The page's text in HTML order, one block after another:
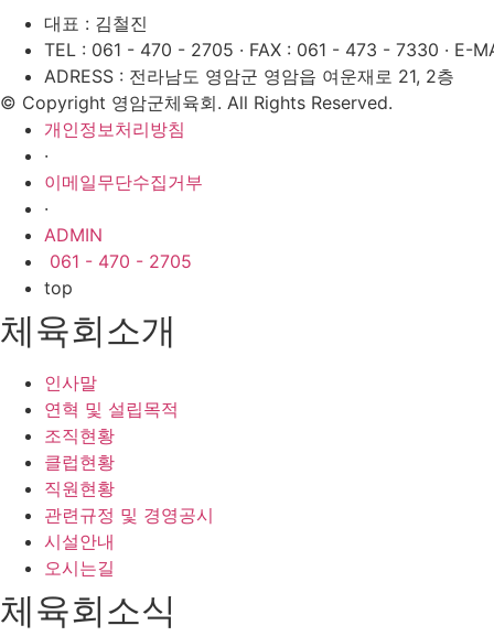
대표 : 김철진
TEL : 061 - 470 - 2705 · FAX : 061 - 473 - 7330 · E-
ADRESS : 전라남도 영암군 영암읍 여운재로 21, 2층
© Copyright 영암군체육회. All Rights Reserved.
개인정보처리방침
·
이메일무단수집거부
·
ADMIN
061 - 470 - 2705
top
체육회소개
인사말
연혁 및 설립목적
조직현황
클럽현황
직원현황
관련규정 및 경영공시
시설안내
오시는길
체육회소식